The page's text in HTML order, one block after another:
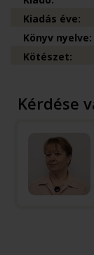
Kiadás éve:
Könyv nyelve:
Kötészet:
Kérdése